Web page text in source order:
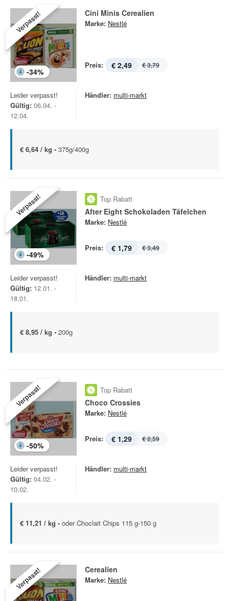
Verpasst!
-34%
Cini Minis Cerealien
Marke: Nestlé
Preis: € 2,49 € 3,79
Leider verpasst!
Gültig: 06.04. -
12.04.
Händler: multi-markt
€ 6,64 / kg - 375g/400g
Verpasst!
-49%
Top Rabatt
After Eight Schokoladen Täfelchen
Marke: Nestlé
Preis: € 1,79 € 3,49
Leider verpasst!
Gültig: 12.01. -
18.01.
Händler: multi-markt
€ 8,95 / kg - 200g
Verpasst!
-50%
Top Rabatt
Choco Crossies
Marke: Nestlé
Preis: € 1,29 € 2,59
Leider verpasst!
Gültig: 04.02. -
10.02.
Händler: multi-markt
€ 11,21 / kg - oder Choclait Chips 115 g-150 g
Verpasst! Cerealien
Marke: Nestlé